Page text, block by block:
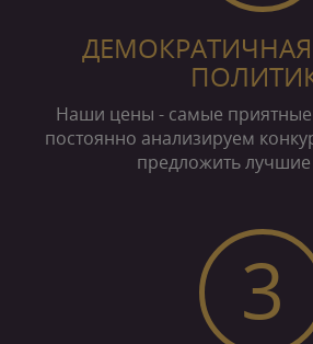
Наши цены - самые
постоянно анализируем
предложить лучшие
3